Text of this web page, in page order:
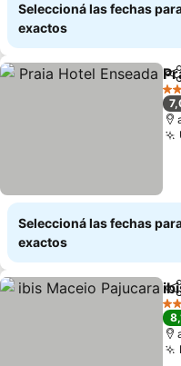
Seleccioná las fechas
exactos
3
Seleccioná las fechas
exactos
3